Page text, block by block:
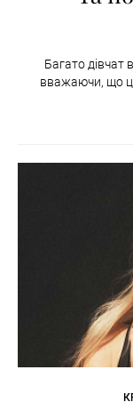
Багато дівчат
вважаючи, що